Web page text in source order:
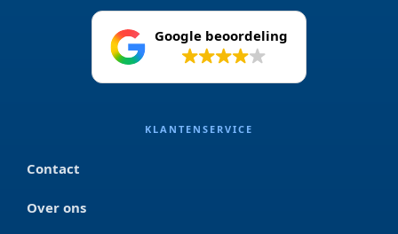
Google beoordeling
KLANTENSERVICE
Contact
Over ons